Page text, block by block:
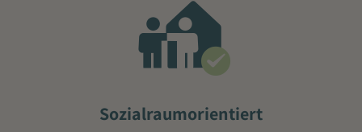
Sozialraumorientiert